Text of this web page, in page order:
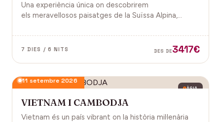
Una experiència única on descobrirem
els meravellosos paisatges de la Suïssa Alpina,
gastronomia i molt més!
7 DIES / 6 NITS DES DE3417€
ÀSIA
11 setembre 2026
VIETNAM I CAMBODJA
Vietnam és un país vibrant on la història mil·lenària